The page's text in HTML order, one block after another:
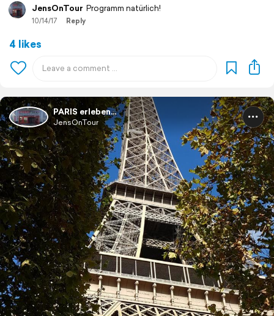
JensOnTour Programm natürlich!
10/14/17 Reply
4 likes
PARIS erleben...
JensOnTour